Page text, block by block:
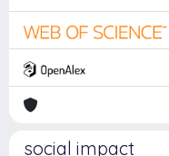
social impact